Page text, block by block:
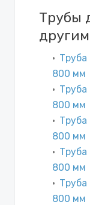
Трубы
800 мм
800 мм
800 мм
800 мм
800 мм